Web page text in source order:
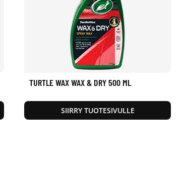
TURTLE WAX WAX & DRY 500 ML
SIIRRY TUOTESIVULLE